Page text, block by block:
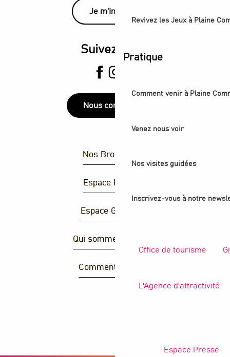
Revivez les Jeux à Plaine
Pratique
Comment venir à Plaine
Venez nous voir
Nos visites guidées
Inscrivez-vous à notre
Office de tourisme
L'Agence d'attractivité
Espace Presse
Je m'inscris
Suivez-nous
Nous contacter
Nos Brochures
Espace Presse
Espace Groupes
Qui sommes-nous ?
Comment venir ?